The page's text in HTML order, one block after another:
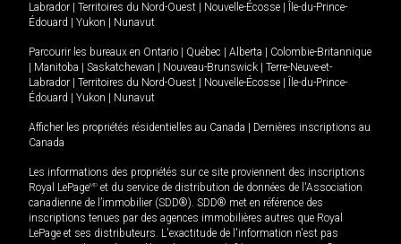
Labrador
Territoires du Nord-Ouest Nouvelle-Écosse
Île-du-Prince-
Édouard
Yukon Nunavut
Parcourir les bureaux en Ontario Québec Alberta
Colombie-Britannique
Manitoba Saskatchewan Nouveau-Brunswick
Terre-Neuve-et-
Labrador
Territoires du Nord-Ouest Nouvelle-Écosse
Île-du-Prince-
Édouard
Yukon Nunavut
Afficher les propriétés résidentielles au Canada
Dernières inscriptions au
Canada
Les informations des propriétés sur ce site proviennent des inscriptions
Royal LePageMD et du service de distribution de données de l'Association
canadienne de l’immobilier (SDD®). SDD® met en référence des
inscriptions tenues par des agences immobilières autres que Royal
LePage et ses distributeurs. L'exactitude de l'information n'est pas